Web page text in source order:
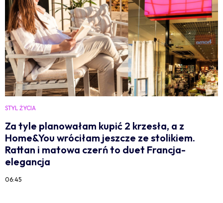
STYL ŻYCIA
Za tyle planowałam kupić 2 krzesła, a z
Home&You wróciłam jeszcze ze stolikiem.
Rattan i matowa czerń to duet Francja-
elegancja
06:45